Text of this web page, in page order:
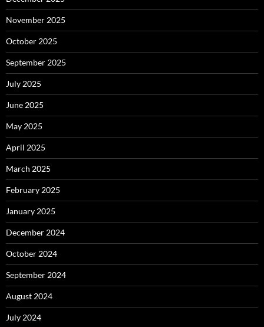
November 2025
October 2025
September 2025
July 2025
June 2025
May 2025
April 2025
March 2025
February 2025
January 2025
December 2024
October 2024
September 2024
August 2024
July 2024